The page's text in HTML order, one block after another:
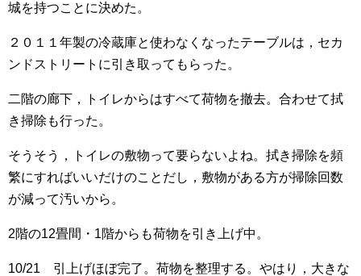
城を持つことに決めた。
２０１１年製の冷蔵庫と使わなくなったテーブルは，セカ
ンドストリートに引き取ってもらった。
二階の廊下，トイレからはすべて荷物を撤去。合わせて拭
き掃除も行った。
そうそう，トイレの敷物って要らないよね。拭き掃除を頻
繁にすればいいだけのことだし，敷物がある方が掃除回数
が減って汚いから。
2階の12畳間・1階からも荷物を引き上げ中。
10/21 引上げほぼ完了。荷物を整理する。やはり，大きな